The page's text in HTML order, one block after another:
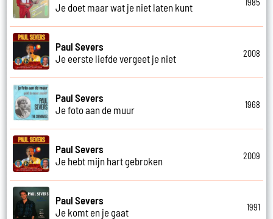
Je doet maar wat je niet laten kunt
Paul Severs
Je eerste liefde vergeet je niet
2008
Paul Severs
Je foto aan de muur
1968
Paul Severs
Je hebt mijn hart gebroken
2009
Paul Severs
Je komt en je gaat
1991